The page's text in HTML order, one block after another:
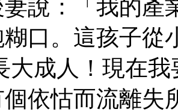
說：「我的產
口。這孩子從
大成人！現在
依怙而流離失